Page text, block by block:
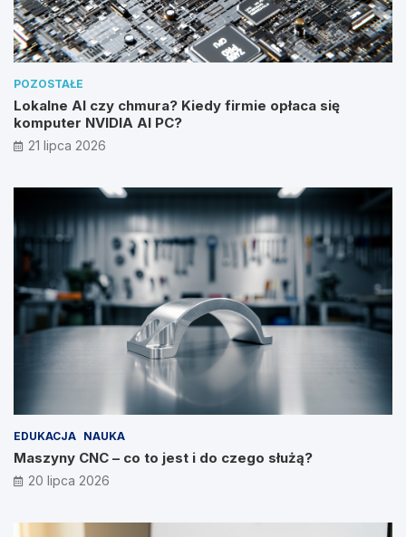
POZOSTAŁE
Lokalne AI czy chmura? Kiedy firmie opłaca się
komputer NVIDIA AI PC?
21 lipca 2026
EDUKACJA NAUKA
Maszyny CNC – co to jest i do czego służą?
20 lipca 2026